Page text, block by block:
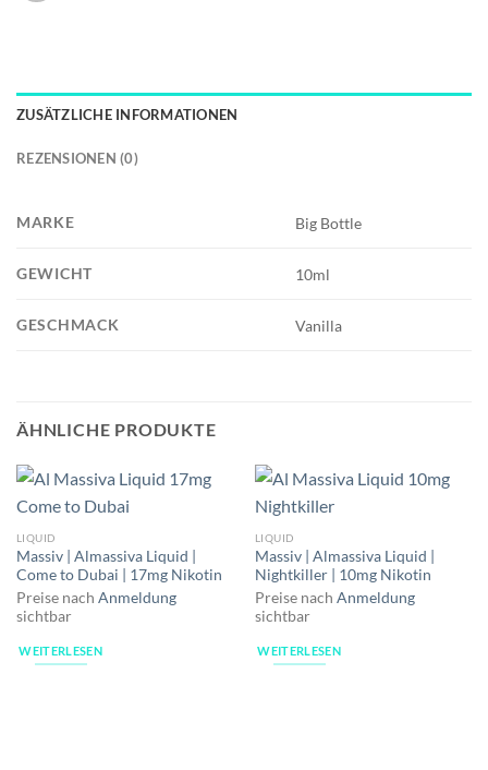
ZUSÄTZLICHE INFORMATIONEN
REZENSIONEN (0)
MARKE Big Bottle
GEWICHT 10ml
GESCHMACK Vanilla
ÄHNLICHE PRODUKTE
LIQUID
Massiv | Almassiva Liquid |
Come to Dubai | 17mg Nikotin
Preise nach Anmeldung
sichtbar
WEITERLESEN
LIQUID
Massiv | Almassiva Liquid |
Nightkiller | 10mg Nikotin
Preise nach Anmeldung
sichtbar
WEITERLESEN